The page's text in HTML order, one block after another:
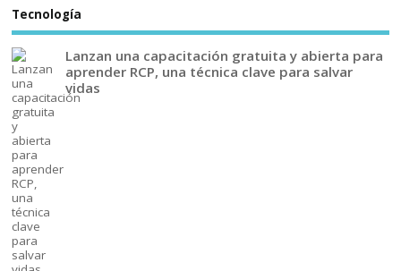
Tecnología
Lanzan una capacitación gratuita y abierta para
aprender RCP, una técnica clave para salvar
vidas